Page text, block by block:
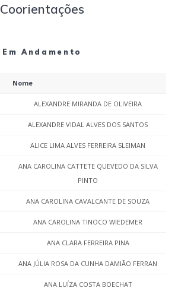
Coorientações
Em Andamento
Nome
ALEXANDRE MIRANDA DE OLIVEIRA
ALEXANDRE VIDAL ALVES DOS SANTOS
ALICE LIMA ALVES FERREIRA SLEIMAN
ANA CAROLINA CATTETE QUEVEDO DA SILVA
PINTO
ANA CAROLINA CAVALCANTE DE SOUZA
ANA CAROLINA TINOCO WIEDEMER
ANA CLARA FERREIRA PINA
ANA JÚLIA ROSA DA CUNHA DAMIÃO FERRAN
ANA LUÍZA COSTA BOECHAT